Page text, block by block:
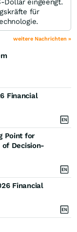
Dollar eingeengt.
für
weitere Nachrichten »
Financial
Point for
of Decision-
Financial